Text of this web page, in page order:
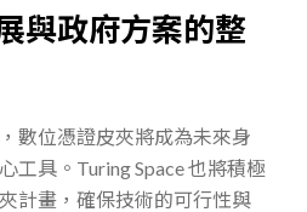
與政府方案的整
數位憑證皮夾將成為未來身
工具。Turing Space 也將積極
計畫，確保技術的可行性與